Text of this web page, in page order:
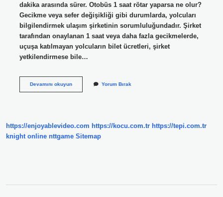
dakika arasında sürer. Otobüs 1 saat rötar yaparsa ne olur?
Gecikme veya sefer değişikliği gibi durumlarda, yolcuları
bilgilendirmek ulaşım şirketinin sorumluluğundadır. Şirket
tarafından onaylanan 1 saat veya daha fazla gecikmelerde,
uçuşa katılmayan yolcuların bilet ücretleri, şirket
yetkilendirmese bile…
Devamını okuyunOtobüsler
Yorum Bırak
https://enjoyablevideo.com https://kocu.com.tr https://tepi.com.tr
knight online nttgame Sitemap